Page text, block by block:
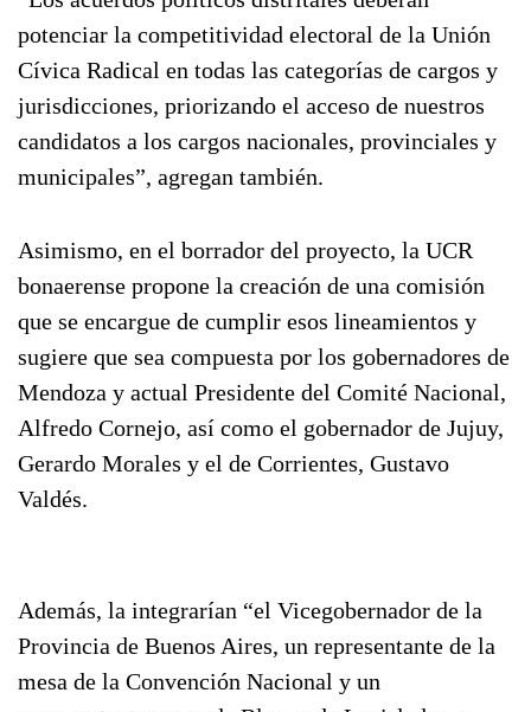
potenciar la competitividad electoral de la Unión
Cívica Radical en todas las categorías de cargos y
jurisdicciones, priorizando el acceso de nuestros
candidatos a los cargos nacionales, provinciales y
municipales”, agregan también.
Asimismo, en el borrador del proyecto, la UCR
bonaerense propone la creación de una comisión
que se encargue de cumplir esos lineamientos y
sugiere que sea compuesta por los gobernadores de
Mendoza y actual Presidente del Comité Nacional,
Alfredo Cornejo, así como el gobernador de Jujuy,
Gerardo Morales y el de Corrientes, Gustavo
Valdés.
Además, la integrarían “el Vicegobernador de la
Provincia de Buenos Aires, un representante de la
mesa de la Convención Nacional y un